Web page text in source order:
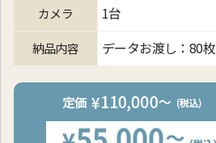
カメラ 1台
納品内容 データお渡し：80枚